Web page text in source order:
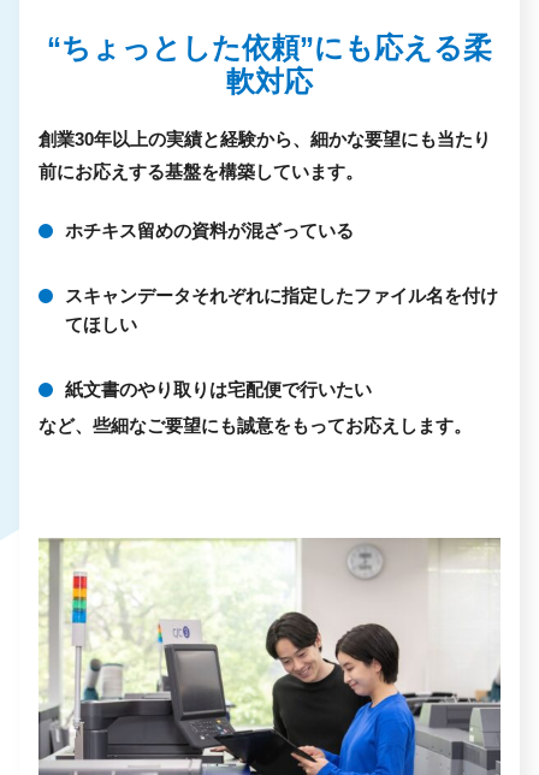
“ちょっとした依頼”にも応える柔
軟対応
創業30年以上の実績と経験から、細かな要望にも当たり
前にお応えする基盤を構築しています。
ホチキス留めの資料が混ざっている
スキャンデータそれぞれに指定したファイル名を付け
てほしい
紙文書のやり取りは宅配便で行いたい
など、些細なご要望にも誠意をもってお応えします。